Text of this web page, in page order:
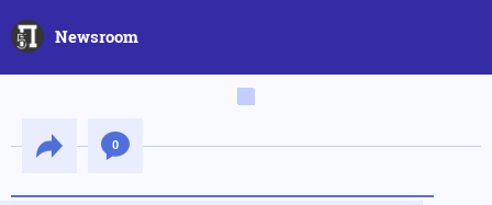
Newsroom
0